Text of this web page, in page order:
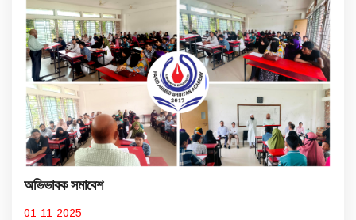
অভিভাবক সমাবেশ
01-11-2025